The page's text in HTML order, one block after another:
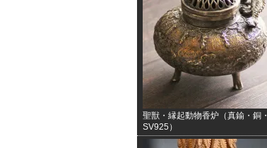
聖獣・縁起動物香炉（真鍮・銅・
SV925）